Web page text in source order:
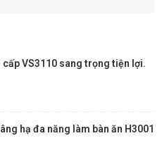
VS3110 sang trọng tiện lợi.
hạ đa năng làm bàn ăn H3001